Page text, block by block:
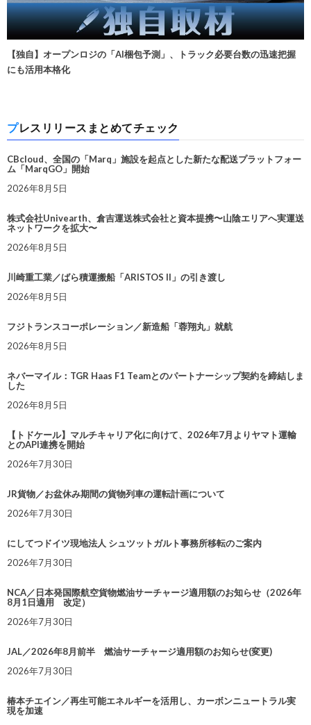
【独自】オープンロジの「AI梱包予測」、トラック必要台数の迅速把握
にも活用本格化
プレスリリースまとめてチェック
CBcloud、全国の「Marq」施設を起点とした新たな配送プラットフォー
ム「MarqGO」開始
2026年8月5日
株式会社Univearth、倉吉運送株式会社と資本提携〜山陰エリアへ実運送
ネットワークを拡大〜
2026年8月5日
川崎重工業／ばら積運搬船「ARISTOS II」の引き渡し
2026年8月5日
フジトランスコーポレーション／新造船「蓉翔丸」就航
2026年8月5日
ネバーマイル：TGR Haas F1 Teamとのパートナーシップ契約を締結しま
した
2026年8月5日
【トドケール】マルチキャリア化に向けて、2026年7月よりヤマト運輸
とのAPI連携を開始
2026年7月30日
JR貨物／お盆休み期間の貨物列車の運転計画について
2026年7月30日
にしてつドイツ現地法人 シュツットガルト事務所移転のご案内
2026年7月30日
NCA／日本発国際航空貨物燃油サーチャージ適用額のお知らせ（2026年
8月1日適用 改定）
2026年7月30日
JAL／2026年8月前半 燃油サーチャージ適用額のお知らせ(変更)
2026年7月30日
椿本チエイン／再生可能エネルギーを活用し、カーボンニュートラル実
現を加速